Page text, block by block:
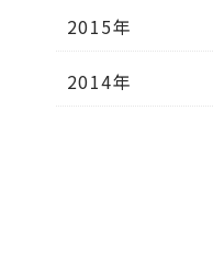
2015年
2014年